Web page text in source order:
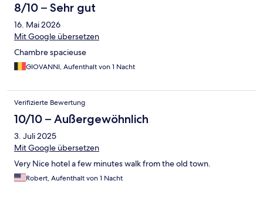
8/10 – Sehr gut
16. Mai 2026
Mit Google übersetzen
Chambre spacieuse
GIOVANNI, Aufenthalt von 1 Nacht
Verifizierte Bewertung
10/10 – Außergewöhnlich
3. Juli 2025
Mit Google übersetzen
Very Nice hotel a few minutes walk from the old town.
Robert, Aufenthalt von 1 Nacht